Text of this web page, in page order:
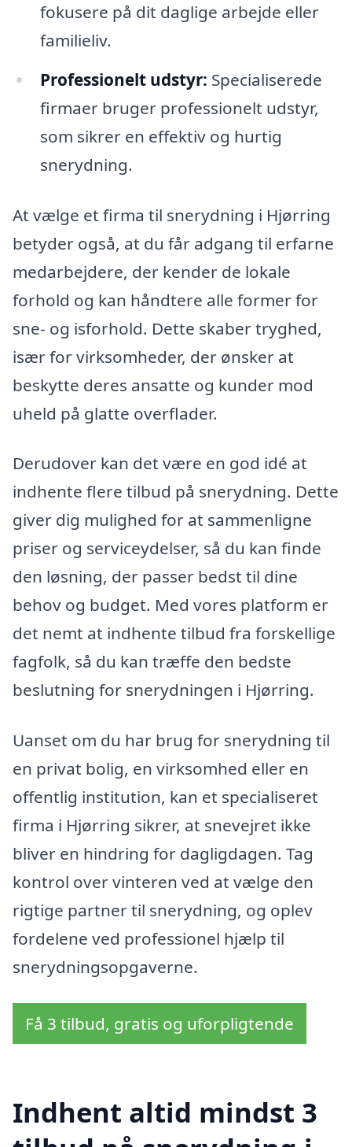
fokusere på dit daglige arbejde eller
familieliv.
Professionelt udstyr: Specialiserede
firmaer bruger professionelt udstyr,
som sikrer en effektiv og hurtig
snerydning.
At vælge et firma til snerydning i Hjørring
betyder også, at du får adgang til erfarne
medarbejdere, der kender de lokale
forhold og kan håndtere alle former for
sne- og isforhold. Dette skaber tryghed,
især for virksomheder, der ønsker at
beskytte deres ansatte og kunder mod
uheld på glatte overflader.
Derudover kan det være en god idé at
indhente flere tilbud på snerydning. Dette
giver dig mulighed for at sammenligne
priser og serviceydelser, så du kan finde
den løsning, der passer bedst til dine
behov og budget. Med vores platform er
det nemt at indhente tilbud fra forskellige
fagfolk, så du kan træffe den bedste
beslutning for snerydningen i Hjørring.
Uanset om du har brug for snerydning til
en privat bolig, en virksomhed eller en
offentlig institution, kan et specialiseret
firma i Hjørring sikrer, at snevejret ikke
bliver en hindring for dagligdagen. Tag
kontrol over vinteren ved at vælge den
rigtige partner til snerydning, og oplev
fordelene ved professionel hjælp til
snerydningsopgaverne.
Få 3 tilbud, gratis og uforpligtende
Indhent altid mindst 3